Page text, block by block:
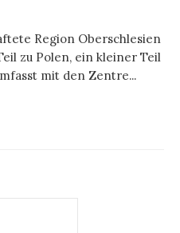
Region Oberschlesien
zu Polen, ein kleiner Teil
mit den Zentre...